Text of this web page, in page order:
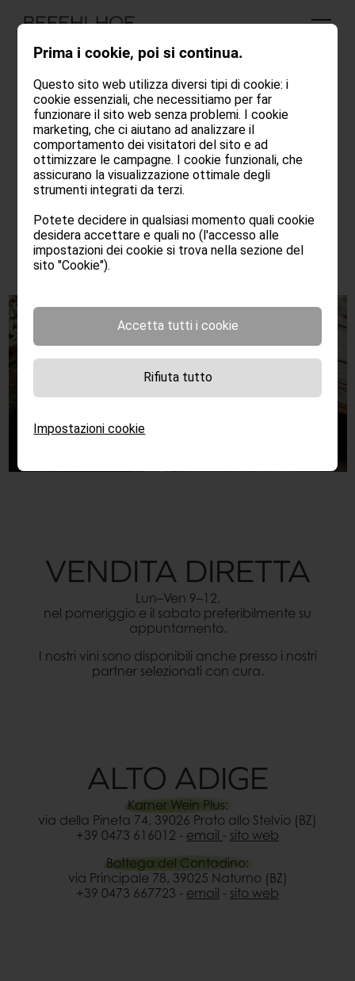
Tutti i nostri vini sono disponibili direttamente presso la
nostra cantina. Venite a trovarci e scoprite non solo i
nostri vini, ma anche le persone e la passione che ci
stanno dietro – sia in vigna che in cantina.
Se siete interessati ai nostri vini e non potete venire di
VENDITA DIRETTA
Lun–Ven 9–12,
nel pomeriggio e il sabato preferibilmente su
appuntamento.
I nostri vini sono disponibili anche presso i nostri
partner selezionati con cura.
ALTO ADIGE
Karner Wein Plus:
via della Pineta 74, 39026 Prato allo Stelvio (BZ)
+39 0473 616012 - email - sito web
Bottega del Contadino:
via Principale 78, 39025 Naturno (BZ)
+39 0473 667723 - email - sito web
Prima i cookie, poi si continua.
Questo sito web utilizza diversi tipi di cookie: i
cookie essenziali, che necessitiamo per far
funzionare il sito web senza problemi. I cookie
marketing, che ci aiutano ad analizzare il
comportamento dei visitatori del sito e ad
ottimizzare le campagne. I cookie funzionali, che
assicurano la visualizzazione ottimale degli
strumenti integrati da terzi.
Potete decidere in qualsiasi momento quali cookie
desidera accettare e quali no (l'accesso alle
impostazioni dei cookie si trova nella sezione del
sito "Cookie").
Impostazioni cookie
Accetta tutti i cookie
Rifiuta tutto